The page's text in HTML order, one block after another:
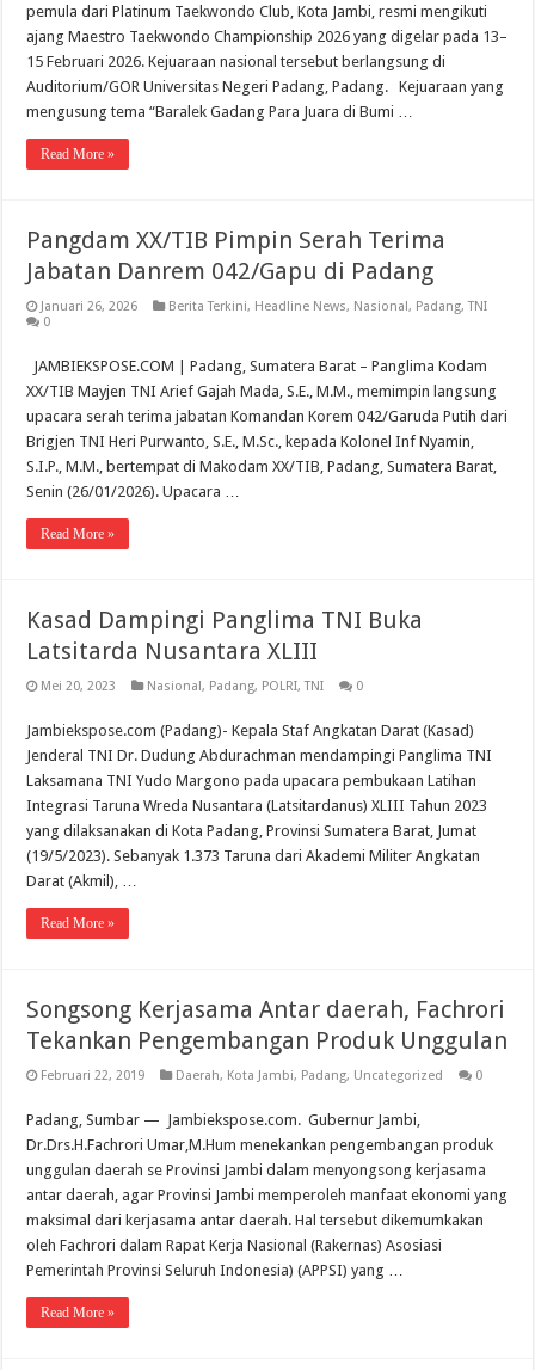
pemula dari Platinum Taekwondo Club, Kota Jambi, resmi mengikuti
ajang Maestro Taekwondo Championship 2026 yang digelar pada 13–
15 Februari 2026. Kejuaraan nasional tersebut berlangsung di
Auditorium/GOR Universitas Negeri Padang, Padang. Kejuaraan yang
mengusung tema “Baralek Gadang Para Juara di Bumi …
Read More »
Pangdam XX/TIB Pimpin Serah Terima
Jabatan Danrem 042/Gapu di Padang
Januari 26, 2026 Berita Terkini, Headline News, Nasional, Padang,TNI
0
JAMBIEKSPOSE.COM | Padang, Sumatera Barat – Panglima Kodam
XX/TIB Mayjen TNI Arief Gajah Mada, S.E., M.M., memimpin langsung
upacara serah terima jabatan Komandan Korem 042/Garuda Putih dari
Brigjen TNI Heri Purwanto, S.E., M.Sc., kepada Kolonel Inf Nyamin,
S.I.P., M.M., bertempat di Makodam XX/TIB, Padang, Sumatera Barat,
Senin (26/01/2026). Upacara …
Read More »
Kasad Dampingi Panglima TNI Buka
Latsitarda Nusantara XLIII
Mei 20, 2023 Nasional, Padang, POLRI,TNI 0
Jambiekspose.com (Padang)- Kepala Staf Angkatan Darat (Kasad)
Jenderal TNI Dr. Dudung Abdurachman mendampingi Panglima TNI
Laksamana TNI Yudo Margono pada upacara pembukaan Latihan
Integrasi Taruna Wreda Nusantara (Latsitardanus) XLIII Tahun 2023
yang dilaksanakan di Kota Padang, Provinsi Sumatera Barat, Jumat
(19/5/2023). Sebanyak 1.373 Taruna dari Akademi Militer Angkatan
Darat (Akmil), …
Read More »
Songsong Kerjasama Antar daerah, Fachrori
Tekankan Pengembangan Produk Unggulan
Februari 22, 2019 Daerah, Kota Jambi, Padang, Uncategorized 0
Padang, Sumbar — Jambiekspose.com. Gubernur Jambi,
Dr.Drs.H.Fachrori Umar,M.Hum menekankan pengembangan produk
unggulan daerah se Provinsi Jambi dalam menyongsong kerjasama
antar daerah, agar Provinsi Jambi memperoleh manfaat ekonomi yang
maksimal dari kerjasama antar daerah. Hal tersebut dikemumkakan
oleh Fachrori dalam Rapat Kerja Nasional (Rakernas) Asosiasi
Pemerintah Provinsi Seluruh Indonesia) (APPSI) yang …
Read More »